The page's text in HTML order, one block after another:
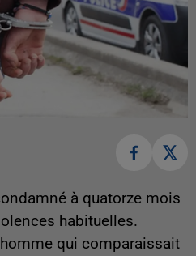
à quatorze mois
habituelles.
qui comparaissait